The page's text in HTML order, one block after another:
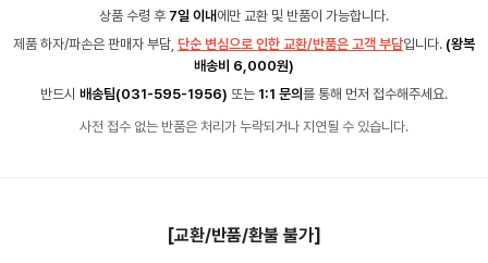
상품 수령 후 7일 이내 에만 교환 및 반품이 가능합니다.
제품 하자/파손은 판매자 부담, 단순 변심으로 인한 교환/반품은 고객 부담입니다. (왕복
배송비 6,000원)
반드시 배송팀(031-595-1956) 또는 1:1 문의 를 통해 먼저 접수해주세요.
사전 접수 없는 반품은 처리가 누락되거나 지연될 수 있습니다.
[교환/반품/환불 불가]